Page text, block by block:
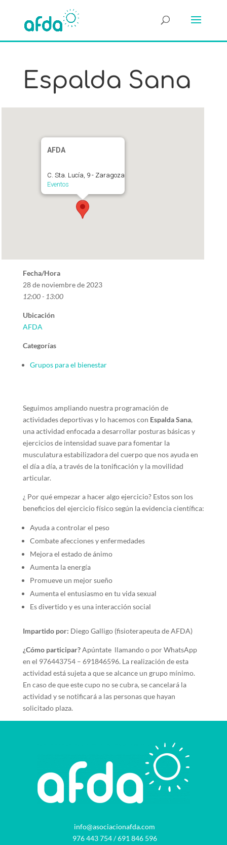
Espalda Sana
AFDA
C. Sta. Lucía, 9 - Zaragoza
Eventos
Fecha/Hora
28 de noviembre de 2023
12:00 - 13:00
Ubicación
AFDA
Categorías
Grupos para el bienestar
Seguimos ampliando nuestra programación de
actividades deportivas y lo hacemos con Espalda Sana,
una actividad enfocada a desarrollar posturas básicas y
ejercicios de intensidad suave para fomentar la
musculatura estabilizadora del cuerpo que nos ayuda en
el día a día, a través de la tonificación y la movilidad
articular.
¿ Por qué empezar a hacer algo ejercicio? Estos son los
beneficios del ejercicio físico según la evidencia científica:
Ayuda a controlar el peso
Combate afecciones y enfermedades
Mejora el estado de ánimo
Aumenta la energía
Promueve un mejor sueño
Aumenta el entusiasmo en tu vida sexual
Es divertido y es una interacción social
Impartido por: Diego Galligo (fisioterapeuta de AFDA)
¿Cómo participar?Apúntate llamando o por WhatsApp
en el 976443754 – 691846596. La realización de esta
actividad está sujeta a que se alcance un grupo mínimo.
En caso de que este cupo no se cubra, se cancelará la
actividad y se notificará a las personas que hayan
solicitado plaza.
info@asociacionafda.com
976 443 754/691 846 596